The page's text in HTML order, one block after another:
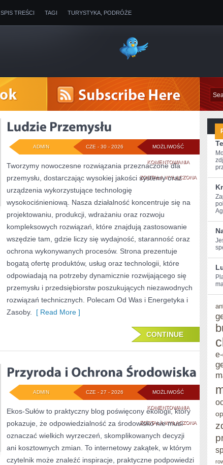
SPIS TREŚCI TAGI TURYSTYKA, PODRÓŻE
MOŻLIWOŚĆ
KOMENTOWANIALUDZIE
PRZEMYSŁU
ZOSTAŁA WYŁĄCZONA
CZE - 30 - 2026
ADMIN
Tworzymy nowoczesne rozwiązania przeznaczone dla
przemysłu, dostarczając wysokiej jakości systemy oraz
urządzenia wykorzystujące technologię
wysokociśnieniową. Nasza działalność koncentruje się na
projektowaniu, produkcji, wdrażaniu oraz rozwoju
kompleksowych rozwiązań, które znajdują zastosowanie
wszędzie tam, gdzie liczy się wydajność, staranność oraz
ochrona wykonywanych procesów. Strona prezentuje
bogatą ofertę produktów, usług oraz technologii, które
odpowiadają na potrzeby dynamicznie rozwijającego się
przemysłu i przedsiębiorstw poszukujących niezawodnych
rozwiązań technicznych. Polecam Od Was i Energetyka i
Zasoby.
[ Read More ]
CONTINUE
MOŻLIWOŚĆ
KOMENTOWANIAPRZYRODA
I
OCHRONA
ZOSTAŁA WYŁĄCZONA
CZE - 27 - 2026
ADMIN
Ekos-Sułów to praktyczny blog poświęcony ekologii, który
pokazuje, że odpowiedzialność za środowisko nie musi
oznaczać wielkich wyrzeczeń, skomplikowanych decyzji
ani kosztownych zmian. To internetowy zakątek, w którym
czytelnik może znaleźć inspiracje, praktyczne podpowiedzi